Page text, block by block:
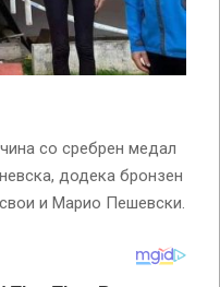
со сребрен медал
додека бронзен
и Марио Пешевски.